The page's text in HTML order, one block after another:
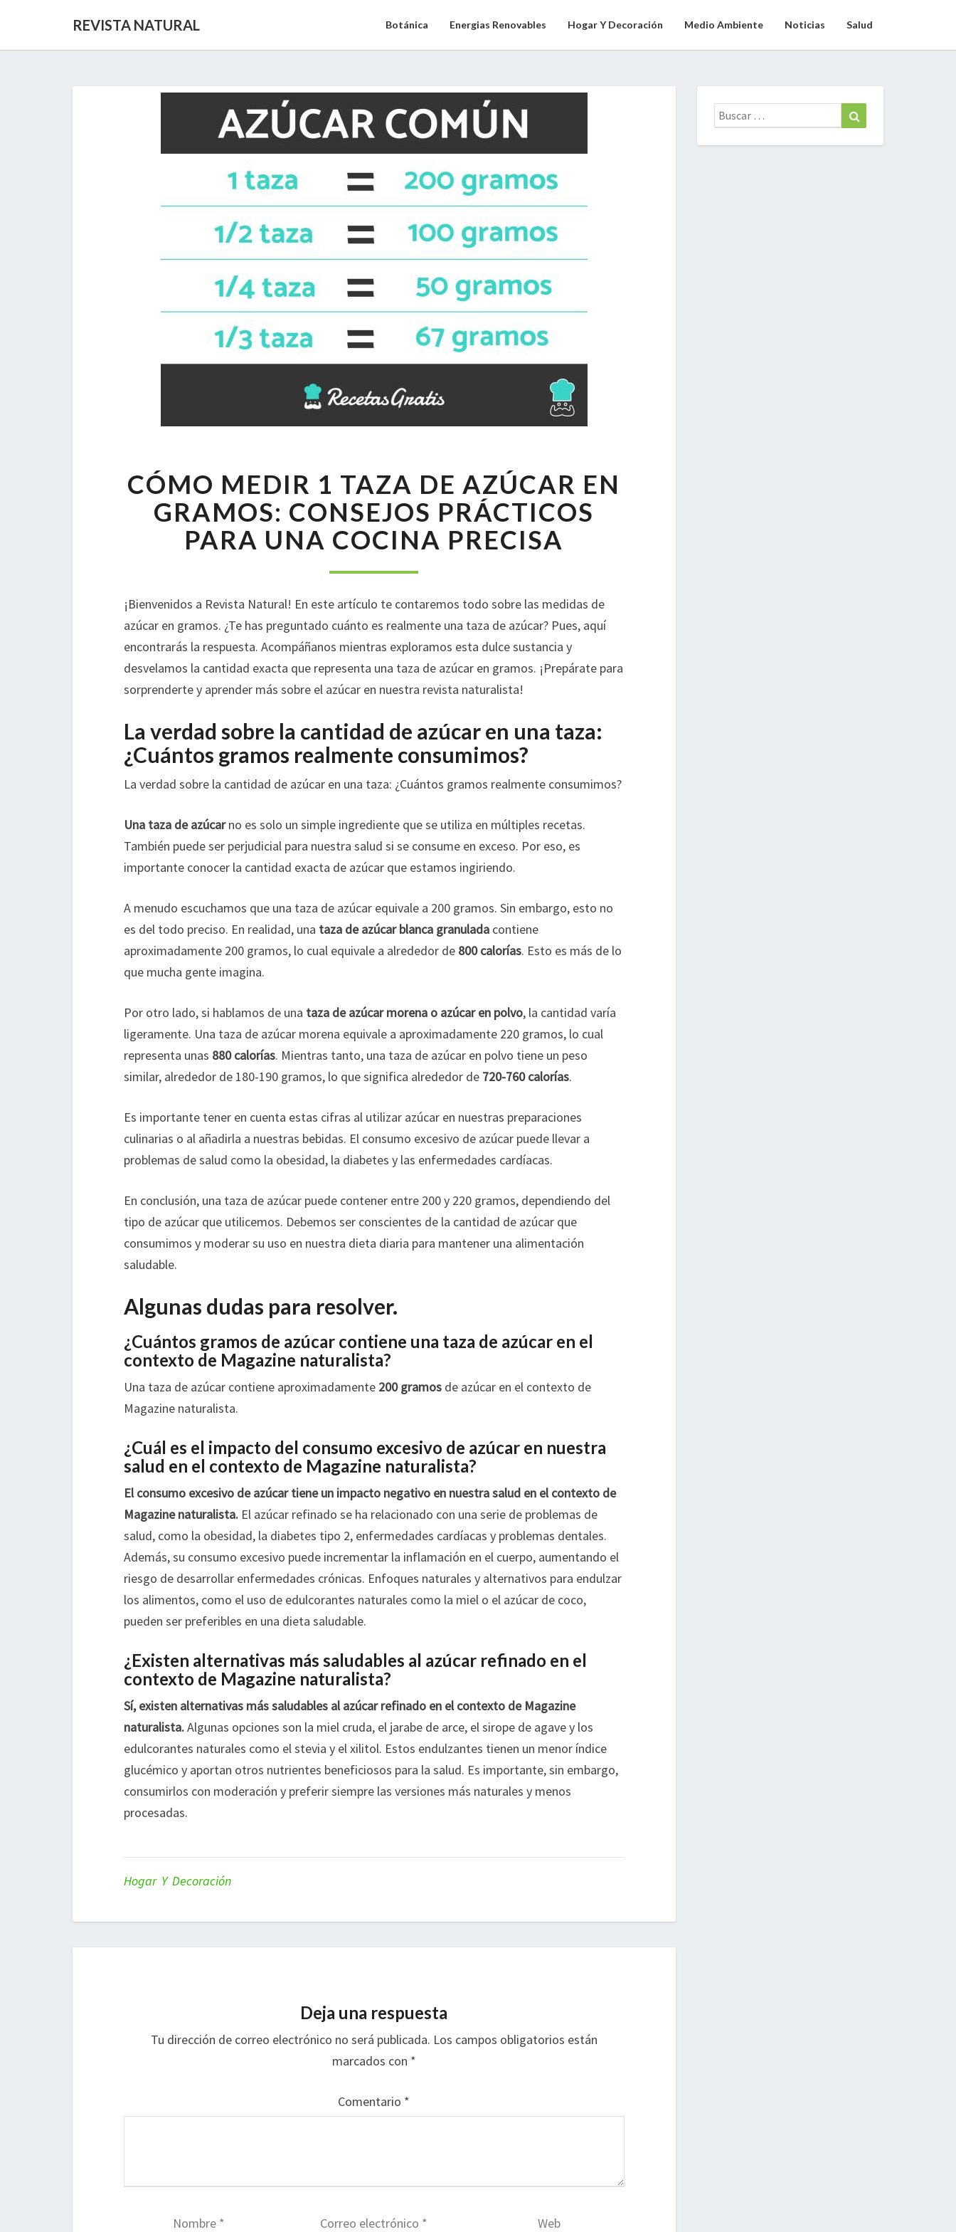
REVISTA NATURAL Botánica Energias Renovables Hogar Y Decoración Medio Ambiente Noticias Salud
MEDIR
1
TAZA
DE
AZÚCAR
EN
CONSEJOS
PRÁCTICOS
PARA
UNA
COCINA
PRECISA
CÓMO MEDIR 1 TAZA DE AZÚCAR EN
GRAMOS: CONSEJOS PRÁCTICOS
PARA UNA COCINA PRECISA
¡Bienvenidos a Revista Natural! En este artículo te contaremos todo sobre las medidas de
azúcar en gramos. ¿Te has preguntado cuánto es realmente una taza de azúcar? Pues, aquí
encontrarás la respuesta. Acompáñanos mientras exploramos esta dulce sustancia y
desvelamos la cantidad exacta que representa una taza de azúcar en gramos. ¡Prepárate para
sorprenderte y aprender más sobre el azúcar en nuestra revista naturalista!
La verdad sobre la cantidad de azúcar en una taza:
¿Cuántos gramos realmente consumimos?
La verdad sobre la cantidad de azúcar en una taza: ¿Cuántos gramos realmente consumimos?
Una taza de azúcarno es solo un simple ingrediente que se utiliza en múltiples recetas.
También puede ser perjudicial para nuestra salud si se consume en exceso. Por eso, es
importante conocer la cantidad exacta de azúcar que estamos ingiriendo.
A menudo escuchamos que una taza de azúcar equivale a 200 gramos. Sin embargo, esto no
es del todo preciso. En realidad, una taza de azúcar blanca granulada contiene
aproximadamente 200 gramos, lo cual equivale a alrededor de 800 calorías. Esto es más de lo
que mucha gente imagina.
Por otro lado, si hablamos de una taza de azúcar morena o azúcar en polvo, la cantidad varía
ligeramente. Una taza de azúcar morena equivale a aproximadamente 220 gramos, lo cual
representa unas 880 calorías. Mientras tanto, una taza de azúcar en polvo tiene un peso
similar, alrededor de 180-190 gramos, lo que significa alrededor de 720-760 calorías.
Es importante tener en cuenta estas cifras al utilizar azúcar en nuestras preparaciones
culinarias o al añadirla a nuestras bebidas. El consumo excesivo de azúcar puede llevar a
problemas de salud como la obesidad, la diabetes y las enfermedades cardíacas.
En conclusión, una taza de azúcar puede contener entre 200 y 220 gramos, dependiendo del
tipo de azúcar que utilicemos. Debemos ser conscientes de la cantidad de azúcar que
consumimos y moderar su uso en nuestra dieta diaria para mantener una alimentación
saludable.
Algunas dudas para resolver.
¿Cuántos gramos de azúcar contiene una taza de azúcar en el
contexto de Magazine naturalista?
Una taza de azúcar contiene aproximadamente 200 gramos de azúcar en el contexto de
Magazine naturalista.
¿Cuál es el impacto del consumo excesivo de azúcar en nuestra
salud en el contexto de Magazine naturalista?
El consumo excesivo de azúcar tiene un impacto negativo en nuestra salud en el contexto de
Magazine naturalista. El azúcar refinado se ha relacionado con una serie de problemas de
salud, como la obesidad, la diabetes tipo 2, enfermedades cardíacas y problemas dentales.
Además, su consumo excesivo puede incrementar la inflamación en el cuerpo, aumentando el
riesgo de desarrollar enfermedades crónicas. Enfoques naturales y alternativos para endulzar
los alimentos, como el uso de edulcorantes naturales como la miel o el azúcar de coco,
pueden ser preferibles en una dieta saludable.
¿Existen alternativas más saludables al azúcar refinado en el
contexto de Magazine naturalista?
Sí, existen alternativas más saludables al azúcar refinado en el contexto de Magazine
naturalista.Algunas opciones son la miel cruda, el jarabe de arce, el sirope de agave y los
edulcorantes naturales como el stevia y el xilitol. Estos endulzantes tienen un menor índice
glucémico y aportan otros nutrientes beneficiosos para la salud. Es importante, sin embargo,
consumirlos con moderación y preferir siempre las versiones más naturales y menos
procesadas.
Hogar Y Decoración
Deja una respuesta
Tu dirección de correo electrónico no será publicada. Los campos obligatorios están
marcados con *
Comentario *
Nombre * Correo electrónico * Web
Buscar: